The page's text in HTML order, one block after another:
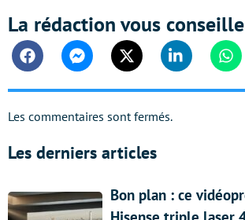
La rédaction vous
FacebookMessengerTwitter Linkedin
Les commentaires sont fermés.
Les derniers articles
Bon plan : ce